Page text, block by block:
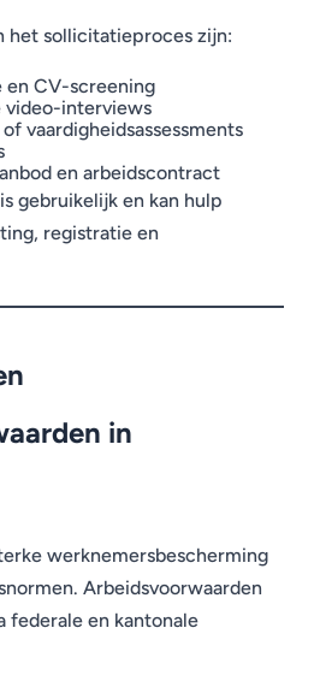
het sollicitatieproces zijn:
CV-screening
video-interviews
vaardigheidsassessments
en arbeidscontract
gebruikelijk en kan hulp
registratie en
in
werknemersbescherming
Arbeidsvoorwaarden
federale en kantonale